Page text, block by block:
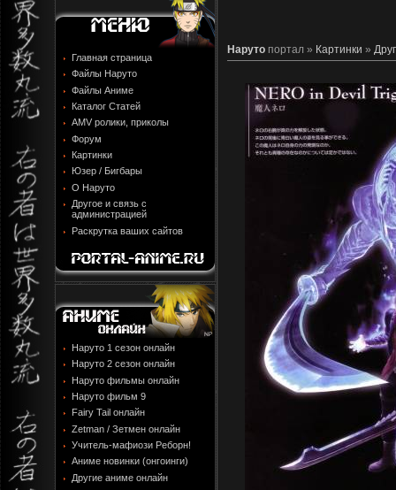
Главная страница
Файлы Наруто
Файлы Аниме
Каталог Статей
AMV ролики, приколы
Форум
Картинки
Юзер / Бигбары
О Наруто
Другое и связь с
администрацией
Раскрутка ваших сайтов
Наруто 1 сезон онлайн
Наруто 2 сезон онлайн
Наруто фильмы онлайн
Наруто фильм 9
Fairy Tail онлайн
Zetman / Зетмен онлайн
Учитель-мафиози Реборн!
Аниме новинки (онгоинги)
Другие аниме онлайн
Наруто портал » Картинки »